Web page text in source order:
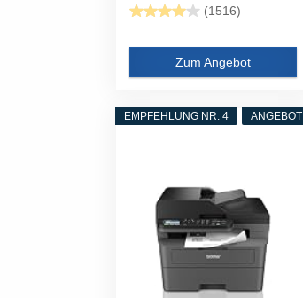
(1516)
Zum Angebot
ANGEBOT
EMPFEHLUNG NR. 4